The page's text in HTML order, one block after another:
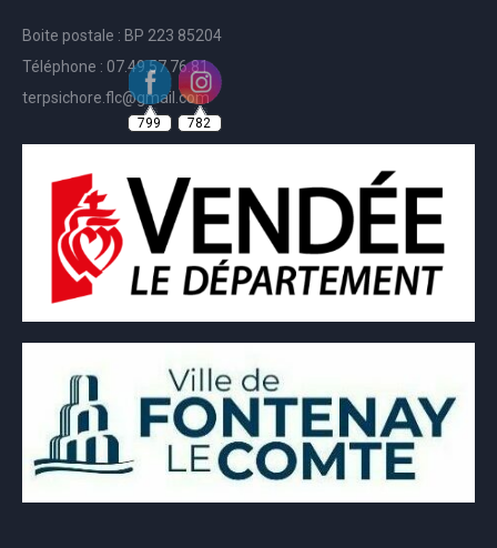
Boite postale : BP 223 85204
Téléphone : 07.49.57.76.81
terpsichore.flc@gmail.com
799 782